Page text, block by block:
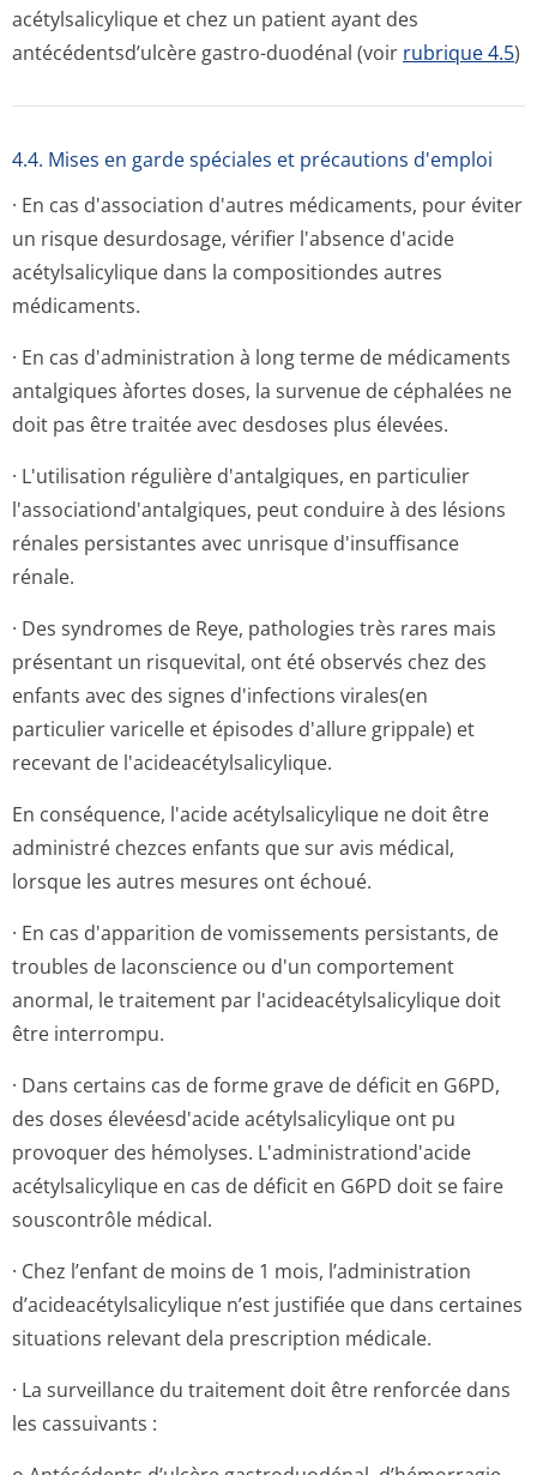
acétylsalicylique et chez un patient ayant des
antécédentsd’ulcère gastro-duodénal (voir rubrique 4.5)
4.4. Mises en garde spéciales et précautions d'emploi
· En cas d'association d'autres médicaments, pour éviter
un risque desurdosage, vérifier l'absence d'acide
acétylsalicylique dans la compositiondes autres
médicaments.
· En cas d'administration à long terme de médicaments
antalgiques àfortes doses, la survenue de céphalées ne
doit pas être traitée avec desdoses plus élevées.
· L'utilisation régulière d'antalgiques, en particulier
l'association­d'antalgiques, peut conduire à des lésions
rénales persistantes avec unrisque d'insuffisance
rénale.
· Des syndromes de Reye, pathologies très rares mais
présentant un risquevital, ont été observés chez des
enfants avec des signes d'infections virales(en
particulier varicelle et épisodes d'allure grippale) et
recevant de l'acideacétyl­salicylique.
En conséquence, l'acide acétylsalicylique ne doit être
administré chezces enfants que sur avis médical,
lorsque les autres mesures ont échoué.
· En cas d'apparition de vomissements persistants, de
troubles de laconscience ou d'un comportement
anormal, le traitement par l'acideacétyl­salicylique doit
être interrompu.
· Dans certains cas de forme grave de déficit en G6PD,
des doses élevéesd'acide acétylsalicylique ont pu
provoquer des hémolyses. L'administrati­ond'acide
acétylsalicylique en cas de déficit en G6PD doit se faire
souscontrôle médical.
· Chez l’enfant de moins de 1 mois, l’administration
d’acideacétyl­salicylique n’est justifiée que dans certaines
situations relevant dela prescription médicale.
· La surveillance du traitement doit être renforcée dans
les cassuivants :